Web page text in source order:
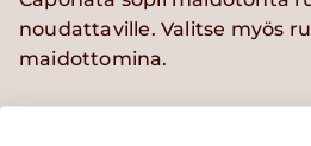
noudattaville. Valitse myös
maidottomina.